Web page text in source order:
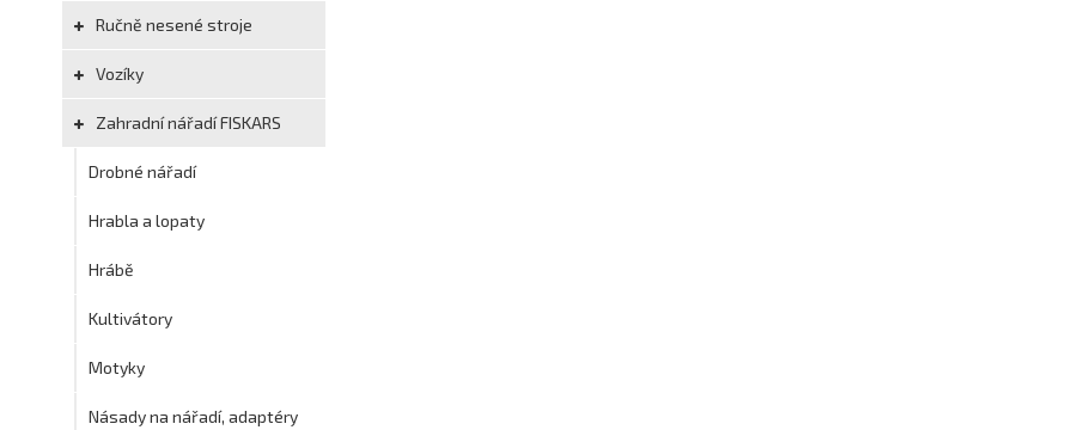
Ručně nesené stroje
Vozíky
Zahradní nářadí FISKARS
Drobné nářadí
Hrabla a lopaty
Hrábě
Kultivátory
Motyky
Násady na nářadí, adaptéry